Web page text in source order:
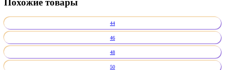
44
46
48
50